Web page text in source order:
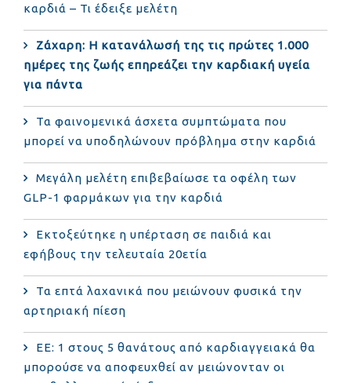
καρδιά – Τι έδειξε μελέτη
Ζάχαρη: Η κατανάλωσή της τις πρώτες 1.000
ημέρες της ζωής επηρεάζει την καρδιακή υγεία
για πάντα
Τα φαινομενικά άσχετα συμπτώματα που
μπορεί να υποδηλώνουν πρόβλημα στην καρδιά
Μεγάλη μελέτη επιβεβαίωσε τα οφέλη των
GLP-1 φαρμάκων για την καρδιά
Εκτοξεύτηκε η υπέρταση σε παιδιά και
εφήβους την τελευταία 20ετία
Τα επτά λαχανικά που μειώνουν φυσικά την
αρτηριακή πίεση
ΕΕ: 1 στους 5 θανάτους από καρδιαγγειακά θα
μπορούσε να αποφευχθεί αν μειώνονταν οι